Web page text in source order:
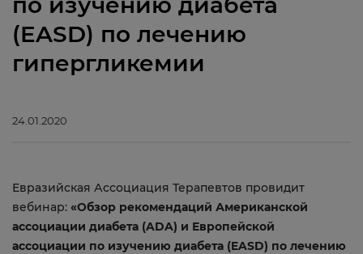
(EASD) по лечению
гипергликемии
24.01.2020
Евразийская Ассоциация Терапевтов провидит
вебинар: «Обзор рекомендаций Американской
ассоциации диабета (ADA) и Европейской
ассоциации по изучению диабета (EASD) по лечению